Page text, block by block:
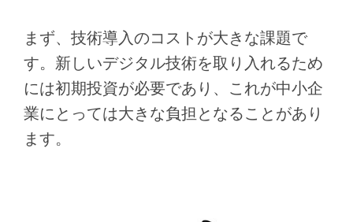
まず、技術導入のコストが大きな課題で
す。新しいデジタル技術を取り入れるため
には初期投資が必要であり、これが中小企
業にとっては大きな負担となることがあり
ます。